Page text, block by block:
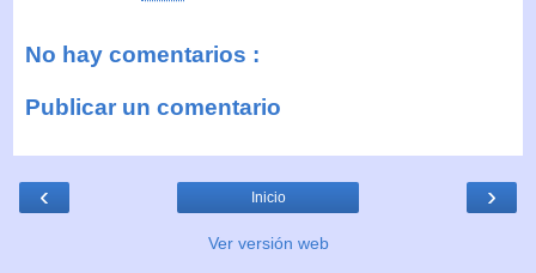
No hay comentarios :
Publicar un comentario
‹ ›
Inicio
Ver versión web